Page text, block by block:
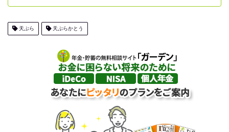
天ぷら 天ぷらかとう